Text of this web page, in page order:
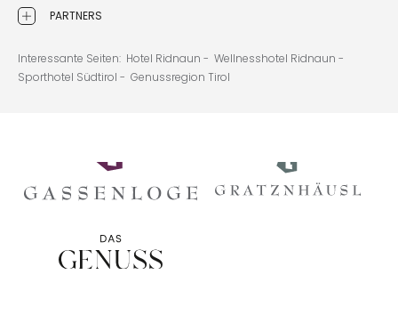
PARTNERS
Interessante Seiten: Hotel Ridnaun - Wellnesshotel Ridnaun -
Sporthotel Südtirol - Genussregion Tirol